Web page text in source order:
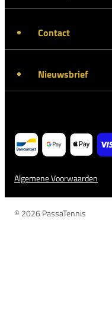
Contact
Nieuwsbrief
Algemene Voorwaarden
© 2026 PassaTennis